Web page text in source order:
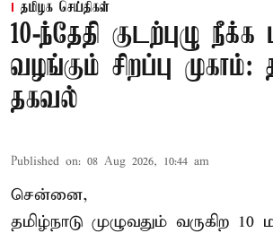
தமிழக செய்திகள்
10-ந்தேதி குடற்புழு நீக்க
வழங்கும் சிறப்பு முகாம்:
தகவல்
Published on: 08 Aug 2026, 10:44 am
சென்னை,
தமிழ்நாடு முழுவதும் வருகிற 10